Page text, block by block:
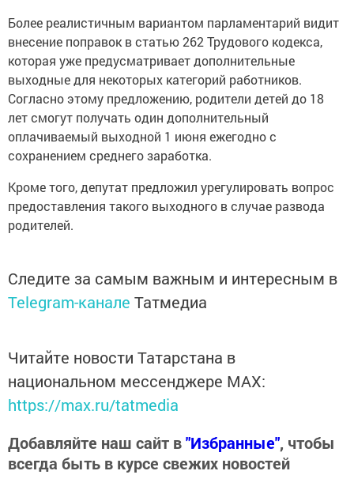
Более реалистичным вариантом парламентарий видит
внесение поправок в статью 262 Трудового кодекса,
которая уже предусматривает дополнительные
выходные для некоторых категорий работников.
Согласно этому предложению, родители детей до 18
лет смогут получать один дополнительный
оплачиваемый выходной 1 июня ежегодно с
сохранением среднего заработка.
Кроме того, депутат предложил урегулировать вопрос
предоставления такого выходного в случае развода
родителей.
Следите за самым важным и интересным в
Telegram-канале Татмедиа
Читайте новости Татарстана в
национальном мессенджере MАХ:
https://max.ru/tatmedia
Добавляйте наш сайт в"Избранные", чтобы
всегда быть в курсе свежих новостей